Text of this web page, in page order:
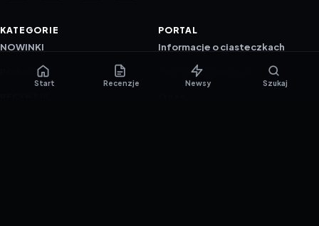
KATEGORIE
NOWINKI
PORADNIKI
PORTAL
Informacje o ciasteczkach
Polityka prywatności
Start Recenzje Newsy Szukaj